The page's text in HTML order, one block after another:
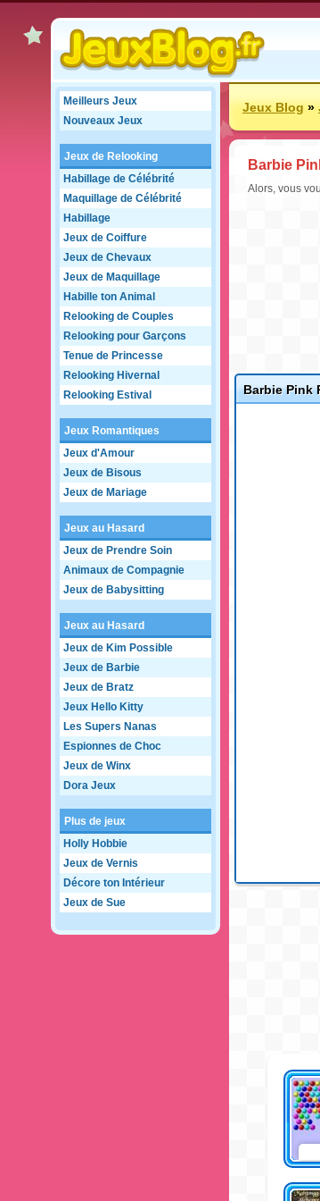
Meilleurs Jeux
Nouveaux Jeux
Jeux de Relooking
Habillage de Célébrité
Maquillage de Célébrité
Habillage
Jeux de Coiffure
Jeux de Chevaux
Jeux de Maquillage
Habille ton Animal
Relooking de Couples
Relooking pour Garçons
Tenue de Princesse
Relooking Hivernal
Relooking Estival
Jeux Romantiques
Jeux d'Amour
Jeux de Bisous
Jeux de Mariage
Jeux au Hasard
Jeux de Prendre Soin
Animaux de Compagnie
Jeux de Babysitting
Jeux au Hasard
Jeux de Kim Possible
Jeux de Barbie
Jeux de Bratz
Jeux Hello Kitty
Les Supers Nanas
Espionnes de Choc
Jeux de Winx
Dora Jeux
Plus de jeux
Holly Hobbie
Jeux de Vernis
Décore ton Intérieur
Jeux de Sue
Jeux Blog»
Barbie
Alors, vous
Barbie Pink